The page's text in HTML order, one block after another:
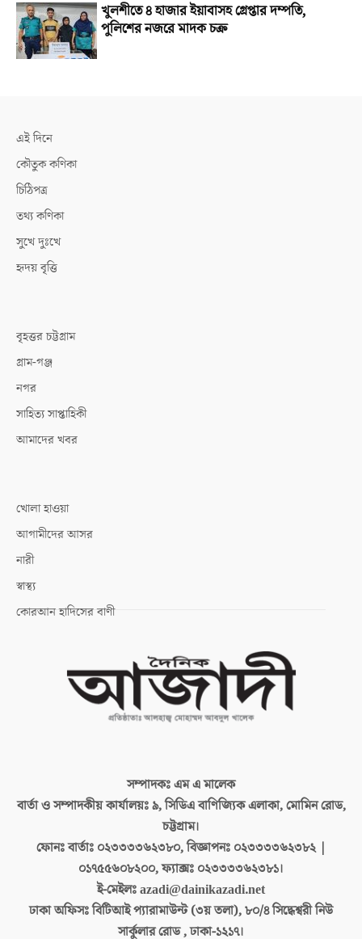
খুলশীতে ৪ হাজার ইয়াবাসহ গ্রেপ্তার দম্পতি,
পুলিশের নজরে মাদক চক্র
এই দিনে
কৌতুক কণিকা
চিঠিপত্র
তথ্য কণিকা
সুখে দুঃখে
হৃদয় বৃত্তি
বৃহত্তর চট্টগ্রাম
গ্রাম-গঞ্জ
নগর
সাহিত্য সাপ্তাহিকী
আমাদের খবর
খোলা হাওয়া
আগামীদের আসর
নারী
স্বাস্থ্য
কোরআন হাদিসের বাণী
সম্পাদকঃএম এ মালেক
বার্তা ও সম্পাদকীয় কার্যালয়ঃ৯, সিডিএ বাণিজ্যিক এলাকা, মোমিন রোড,
চট্টগ্রাম।
ফোনঃ বার্তাঃ ০২৩৩৩৩৬২৩৮০, বিজ্ঞাপনঃ ০২৩৩৩৩৬২৩৮২ |
০১৭৫৫৬০৮২০০, ফ্যাক্সঃ ০২৩৩৩৩৬২৩৮১।
ই-মেইলঃazadi@dainikazadi.net
ঢাকা অফিসঃবিটিআই প্যারামাউন্ট (৩য় তলা), ৮০/৪ সিদ্ধেশ্বরী নিউ
সার্কুলার রোড , ঢাকা-১২১৭।